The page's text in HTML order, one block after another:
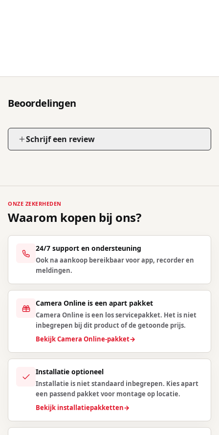
Beoordelingen
Schrijf een review
ONZE ZEKERHEDEN
Waarom kopen bij ons?
24/7 support en ondersteuning
Ook na aankoop bereikbaar voor app, recorder en
meldingen.
Camera Online is een apart pakket
Camera Online is een los servicepakket. Het is niet
inbegrepen bij dit product of de getoonde prijs.
Bekijk Camera Online-pakket→
Installatie optioneel
Installatie is niet standaard inbegrepen. Kies apart
een passend pakket voor montage op locatie.
Bekijk installatiepakketten→